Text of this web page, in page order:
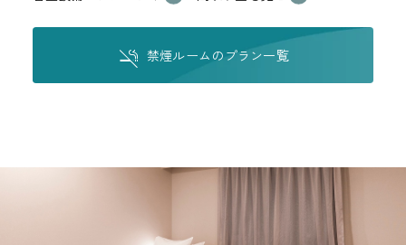
禁煙ルームのプラン一覧